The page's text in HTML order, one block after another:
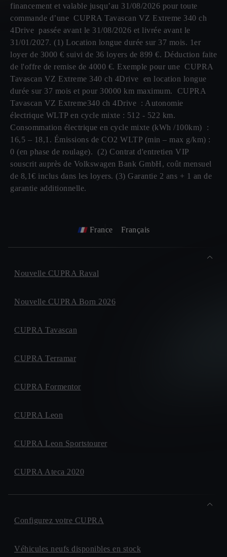
financement et valable jusqu’au 31/08/2026 pour toute
commande d’une CUPRA Tavascan VZ Extreme 340 ch
4Drive passée avant le 31/08/2026 et livrée avant le
31/01/2027. (1) Location longue durée sur 37 mois. 1er
loyer de 3000 € suivi de 36 loyers de 899 €. Déduction faite
de l'offre de remise de 4000 €. Exemple pour une CUPRA
Tavascan VZ Extreme 340 ch 4Drive en location longue
durée sur 37 mois et pour 30000 km maximum. CUPRA
Tavascan VZ Extreme340 ch 4Drive : Autonomie
électrique WLTP en cycle mixte : 512 - 522 km.
Consommation électrique en cycle mixte (kWh /100km) :
16,5 – 18,1. Émissions de CO2 WLTP (min – max g/km) :
0 (en phase de roulage). (2) Contrat d'entretien VIP
souscrit auprès de Volkswagen Bank GmbH, coût mensuel
de 8,1€ inclus dans les loyers. (3) Garantie 2 ans + 1 an de
garantie additionnelle.
France Français
Nouvelle CUPRA Raval
Nouvelle CUPRA Born 2026
CUPRA Tavascan
CUPRA Terramar
CUPRA Formentor
CUPRA Leon
CUPRA Leon Sportstourer
CUPRA Ateca 2020
Configurez votre CUPRA
Véhicules neufs disponibles en stock